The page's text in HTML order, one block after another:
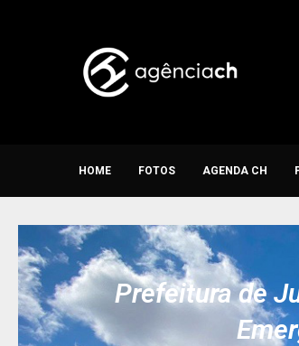
HOME FOTOS AGENDA CH
Prefeitura de